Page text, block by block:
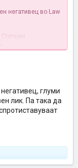
негативец во Law
и негативна.
глуми
лик. Па така да